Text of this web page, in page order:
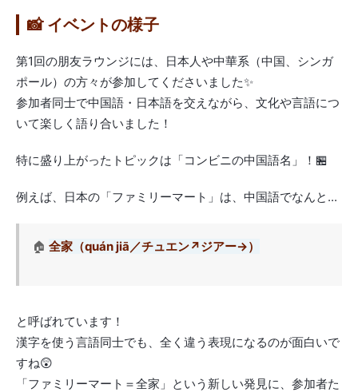
📸 イベントの様子
第1回の朋友ラウンジには、日本人や中華系（中国、シンガ
ポール）の方々が参加してくださいました✨
参加者同士で中国語・日本語を交えながら、文化や言語につ
いて楽しく語り合いました！
特に盛り上がったトピックは「コンビニの中国語名」！🏪
例えば、日本の「ファミリーマート」は、中国語でなんと...
🏠 全家（quán jiā／チュエン↗ジアー→）
と呼ばれています！
漢字を使う言語同士でも、全く違う表現になるのが面白いで
すね😲
「ファミリーマート＝全家」という新しい発見に、参加者た